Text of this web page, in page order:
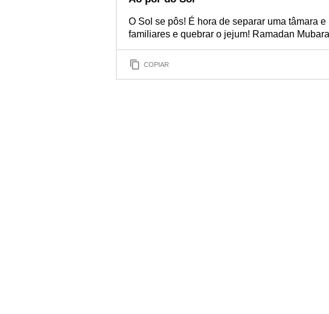
O Sol se pôs! É hora de separar uma tâmara
familiares e quebrar o jejum! Ramadan
COPIAR